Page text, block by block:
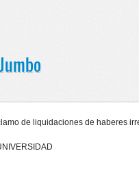
de liquidaciones de haberes